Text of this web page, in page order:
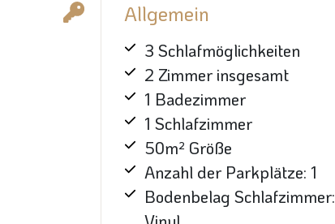
Allgemein
3 Schlafmöglichkeiten
2 Zimmer insgesamt
1 Badezimmer
1 Schlafzimmer
50m² Größe
Anzahl der Parkplätze: 1
Bodenbelag Schlafzimmer: